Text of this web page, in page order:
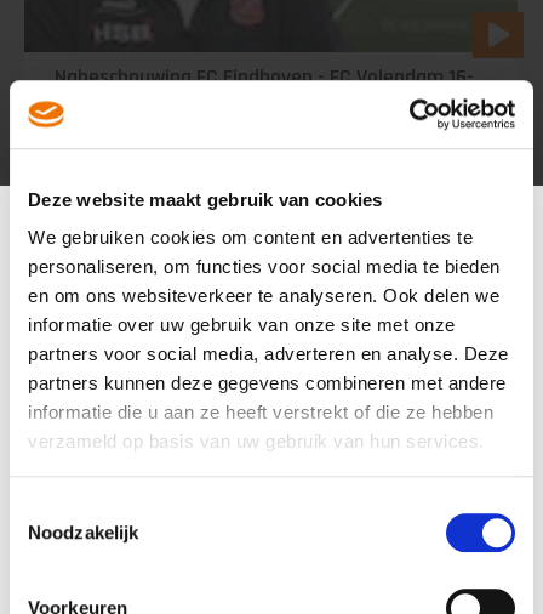
Deze website maakt gebruik van cookies
We gebruiken cookies om content en advertenties te
personaliseren, om functies voor social media te bieden
en om ons websiteverkeer te analyseren. Ook delen we
informatie over uw gebruik van onze site met onze
partners voor social media, adverteren en analyse. Deze
partners kunnen deze gegevens combineren met andere
informatie die u aan ze heeft verstrekt of die ze hebben
verzameld op basis van uw gebruik van hun services.
Noodzakelijk
Voorkeuren
Nabeschouwing FC Eindhoven - FC Volendam 16-
17
13 aug
11 aug